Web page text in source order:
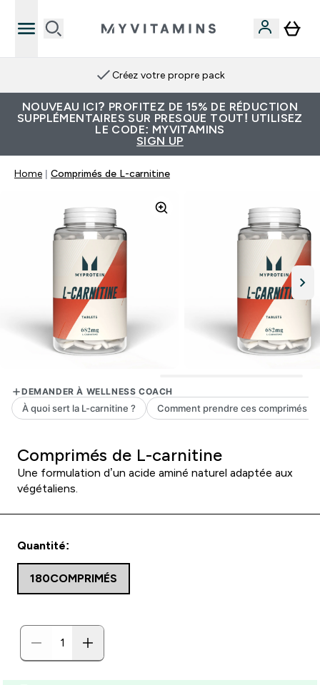
Créez votre propre pack
NOUVEAU ICI? PROFITEZ DE 15% DE RÉDUCTION
SUPPLÉMENTAIRES SUR PRESQUE TOUT! UTILISEZ
LE CODE: MYVITAMINS
SIGN UP
Home Comprimés de L-carnitine
Comprimés de L-carnitine
Une formulation d’un acide aminé naturel adaptée aux
végétaliens.
Quantité:
180COMPRIMÉS